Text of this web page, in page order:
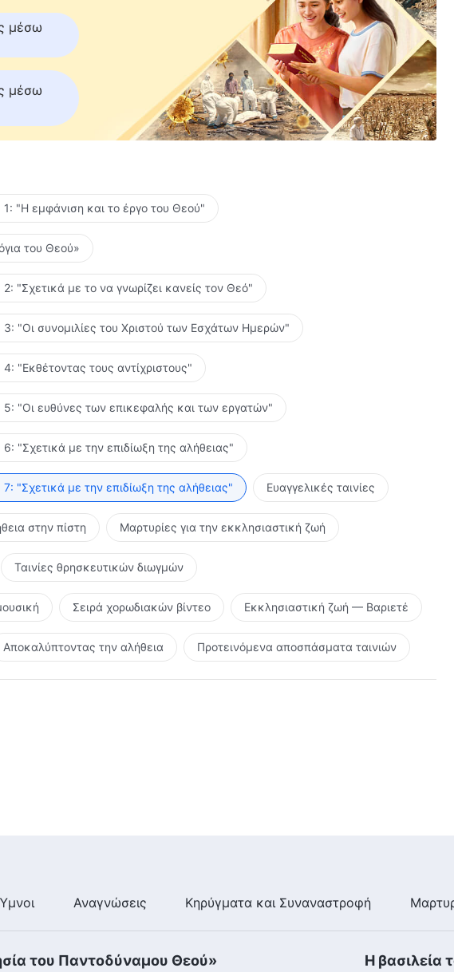
μέσω
μέσω
"Η εμφάνιση και το έργο του Θεού"
του Θεού»
"Σχετικά με το να γνωρίζει κανείς τον Θεό"
"Οι συνομιλίες του Χριστού των Εσχάτων Ημερών"
"Εκθέτοντας τους αντίχριστους"
5: "Οι ευθύνες των επικεφαλής και των εργατών"
"Σχετικά με την επιδίωξη της αλήθειας"
"Σχετικά με την επιδίωξη της αλήθειας" Ευαγγελικές ταινίες
στην πίστη Μαρτυρίες για την εκκλησιαστική ζωή
Ταινίες θρησκευτικών διωγμών
Σειρά χορωδιακών βίντεο Εκκλησιαστική ζωή — Βαριετέ
Αποκαλύπτοντας την αλήθεια Προτεινόμενα αποσπάσματα ταινιών
Αναγνώσεις Κηρύγματα και Συναναστροφή
του Παντοδύναμου Θεού» Η βασιλεία